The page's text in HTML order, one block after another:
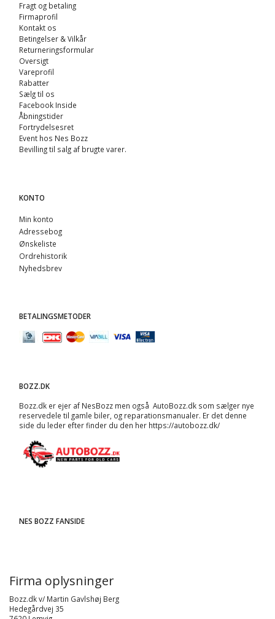
Fragt og betaling
Firmaprofil
Kontakt os
Betingelser & Vilkår
Returneringsformular
Oversigt
Vareprofil
Rabatter
Sælg til os
Facebook Inside
Åbningstider
Fortrydelsesret
Event hos Nes Bozz
Bevilling til salg af brugte varer.
KONTO
Min konto
Adressebog
Ønskeliste
Ordrehistorik
Nyhedsbrev
BETALINGSMETODER
BOZZ.DK
Bozz.dk er ejer af NesBozz men også AutoBozz.dk som sælger nye
reservedele til gamle biler, og reparationsmanualer. Er det denne
side du leder efter finder du den her https://autobozz.dk/
NES BOZZ FANSIDE
Firma oplysninger
Bozz.dk v/ Martin Gavlshøj Berg
Hedegårdvej 35